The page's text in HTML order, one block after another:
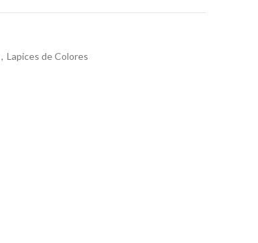
, Lapices de Colores